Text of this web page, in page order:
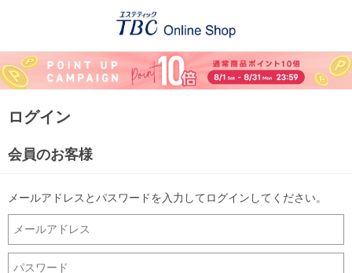
ログイン
会員のお客様
メールアドレスとパスワードを入力してログインしてください。